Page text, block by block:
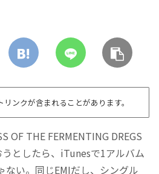
ンクが含まれることがあります。
OF THE FERMENTING DREGS
としたら、iTunesで1アルバム
ない。同じEMIだし、シングル